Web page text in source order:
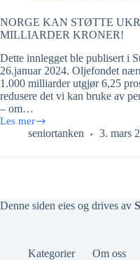
NORGE KAN STØTTE
MILLIARDER KRONER!
Dette innlegget ble publisert i
26.januar 2024. Oljefondet
1.000 milliarder utgjør 6,25
redusere det vi kan bruke av
– om…
Les mer
NORGE
KRONER!
seniortanken 3. mars
Denne siden eies og drives av
Kategorier Om oss